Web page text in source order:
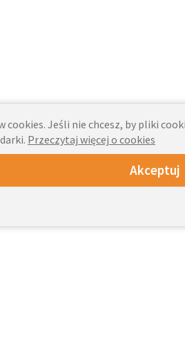
cookies. Jeśli nie chcesz, by pliki
Przeczytaj więcej o cookies
Akceptuj